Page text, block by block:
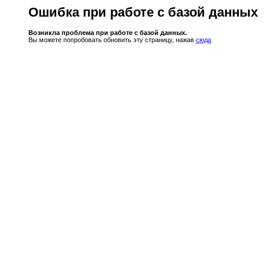
Ошибка при работе с базой данных
Возникла проблема при работе с базой данных.
Вы можете попробовать обновить эту страницу, нажав сюда